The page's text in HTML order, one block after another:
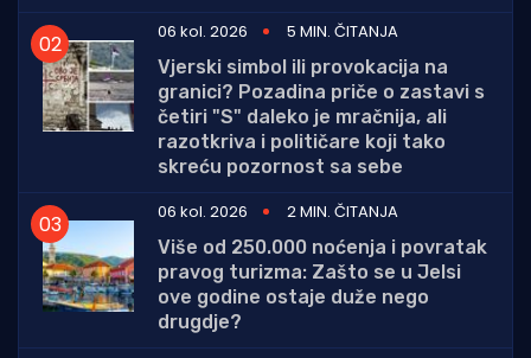
06 kol. 2026
5 MIN. ČITANJA
Vjerski simbol ili provokacija na
granici? Pozadina priče o zastavi s
četiri "S" daleko je mračnija, ali
razotkriva i političare koji tako
skreću pozornost sa sebe
06 kol. 2026
2 MIN. ČITANJA
Više od 250.000 noćenja i povratak
pravog turizma: Zašto se u Jelsi
ove godine ostaje duže nego
drugdje?